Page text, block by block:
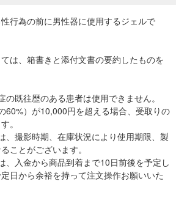
行為の前に男性器に使用するジェルで
は、箱書きと添付文書の要約したものを
既往歴のある患者は使用できません。
60%）が10,000円を超える場合、受取りの
。
、撮影時期、在庫状況により使用期限、製
ことがございます。
、入金から商品到着まで10日前後を予定し
日から余裕を持って注文操作お願いいた